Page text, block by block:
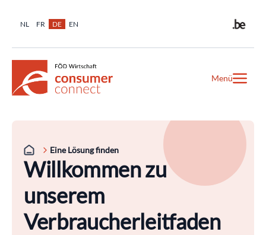
NL FR DE EN
Menü
Eine Lösung finden
Willkommen zu
unserem
Verbraucherleitfaden